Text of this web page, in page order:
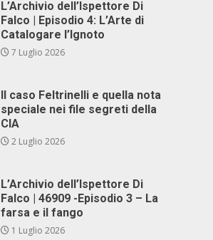
L’Archivio dell’Ispettore Di
Falco | Episodio 4: L’Arte di
Catalogare l’Ignoto
7 Luglio 2026
Il caso Feltrinelli e quella nota
speciale nei file segreti della
CIA
2 Luglio 2026
L’Archivio dell’Ispettore Di
Falco | 46909 -Episodio 3 – La
farsa e il fango
1 Luglio 2026